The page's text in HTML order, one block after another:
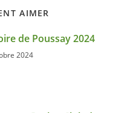
AIMER
de Poussay 2024
2024